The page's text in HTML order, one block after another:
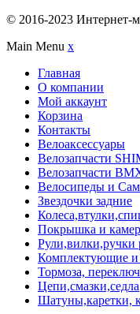
© 2016-2023 Интернет-
Main Menu x
Главная
О компании
Мой аккаунт
Корзина
Контакты
Велоаксессуары
Велозапчасти
Велозапчасти
Велосипеды и
Звездочки задние
Покрышка и
Рули,вилки,ручки
Комплектующие и
Тормоза,
Цепи,смазки,седла
Шатуны,каретки,